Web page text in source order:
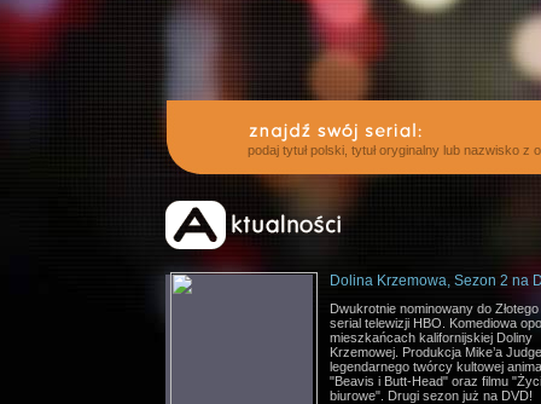
podaj tytuł polski, tytuł oryginalny lub nazwisko z
Dolina Krzemowa, Sezon 2 na
Dwukrotnie nominowany do
serial telewizji HBO. Komediowa
mieszkańcach kalifornijskiej Doliny
Krzemowej. Produkcja Mike’a
legendarnego twórcy kultowej
"Beavis i Butt-Head" oraz filmu
biurowe". Drugi sezon już na DVD!